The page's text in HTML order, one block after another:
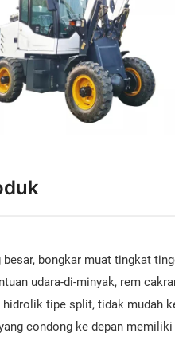
besar, bongkar muat tingkat
udara-di-minyak, rem
tipe split, tidak mudah
condong ke depan